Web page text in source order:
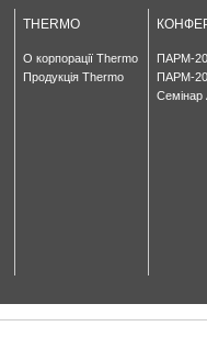
THERMO
О корпорації Thermo
Продукція Thermo
ПАРМ-
ПАРМ-
Семінар